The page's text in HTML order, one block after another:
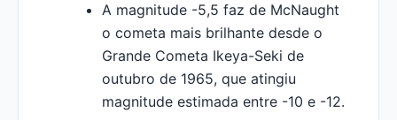
A magnitude -5,5 faz de McNaught
o cometa mais brilhante desde o
Grande Cometa Ikeya-Seki de
outubro de 1965, que atingiu
magnitude estimada entre -10 e -12.